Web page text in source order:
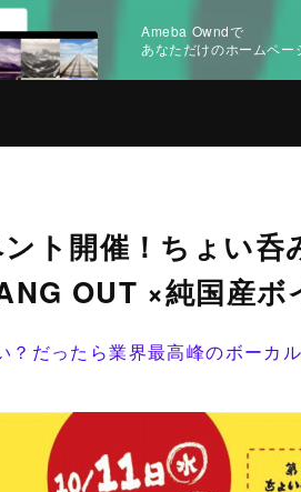
Ameba Owndで
あなただけのホームペー
ト開催！ちょい呑
OUT ×純国産ボ
だったら業界最高峰のボーカ